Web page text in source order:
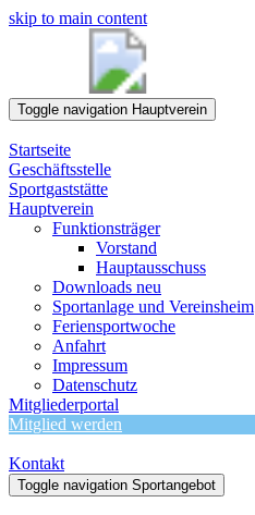
skip to main content
Toggle navigation Hauptverein
Startseite
Geschäftsstelle
Sportgaststätte
Hauptverein
Funktionsträger
Vorstand
Hauptausschuss
Downloads neu
Sportanlage und Vereinsheim
Feriensportwoche
Anfahrt
Impressum
Datenschutz
Mitgliederportal
Mitglied werden
Kontakt
Toggle navigation Sportangebot